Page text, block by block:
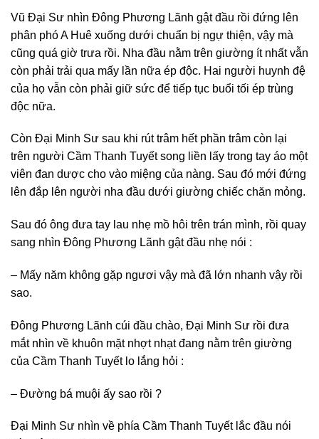
Vũ Đại Sư nhìn Đông Phương Lãnh gật đầu rồi đứng lên
phân phó A Huê xuống dưới chuẩn bị ngự thiện, vậy mà
cũng quá giờ trưa rồi. Nha đầu nằm trên giường ít nhất vẫn
còn phải trải qua mấy lần nữa ép độc. Hai người huynh đệ
của họ vẫn còn phải giữ sức để tiếp tục buổi tối ép trùng
độc nữa.
Còn Đại Minh Sư sau khi rút trâm hết phần trâm còn lại
trên người Cầm Thanh Tuyết song liền lấy trong tay áo một
viên đan dược cho vào miệng của nàng. Sau đó mới đứng
lên đắp lên người nha đầu dưới giường chiếc chăn mỏng.
Sau đó ông đưa tay lau nhẹ mồ hôi trên trán mình, rồi quay
sang nhìn Đông Phương Lãnh gật đầu nhẹ nói :
– Mấy năm không gặp ngươi vậy mà đã lớn nhanh vậy rồi
sao.
Đông Phương Lãnh cúi đầu chào, Đại Minh Sư rồi đưa
mắt nhìn về khuôn mặt nhợt nhạt đang nằm trên giường
của Cầm Thanh Tuyết lo lắng hỏi :
– Đường bá muội ấy sao rồi ?
Đại Minh Sư nhìn về phía Cầm Thanh Tuyết lắc đầu nói